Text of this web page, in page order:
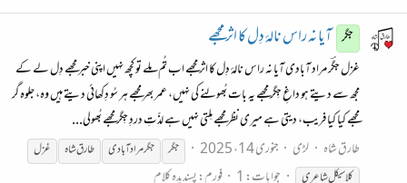
جگر آیا نہ راس نالۂ دِل کا اثر مجھے
غزل جگؔر مراد آبادی آیا نہ راس نالۂ دِل کا اثر مجھے اب تُم مِلے تو کچھ نہیں اپنی خبر مجھے ‎دِل لے کے
مجھ سے دیتے ہو داغِ جِگر مجھے ‎یہ بات بُھولنے کی نہیں، عمر بھر مجھے ‎ہر سُو دِکھائی دیتے ہیں وہ، جلوہ گر
مجھے ‎کیا کیا فریب، دیتی ہے میری نظر مجھے مِلتی نہیں ہے لذّتِ دردِ جِگر مجھے بُھولی...
طارق شاہ
لڑی جنوری 14، 2025 جگر جگر مرادآبادی طارق شاہ
غزل
کلاسیکل شاعری
جوابات: 1 فورم:پسندیدہ کلام